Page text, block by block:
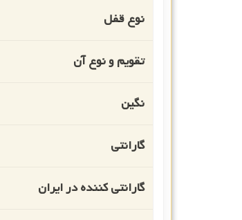
نوع قفل
تقویم و نوع آن
نگین
گارانتی
گارانتی کننده در ایران